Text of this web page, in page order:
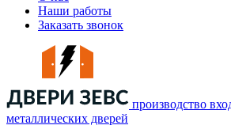
Наши работы
Заказать звонок
производство
металлических дверей